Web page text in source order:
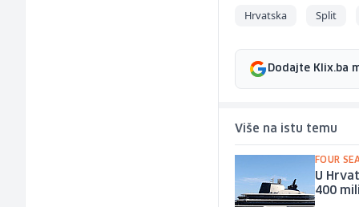
Hrvatska Split
Dodajte Klix.ba
Više na istu temu
FOUR
U
400